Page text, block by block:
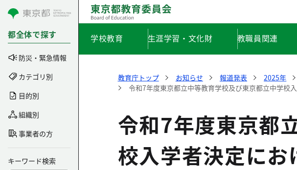
コンテンツにスキップ
都全体で探す
防災・緊急情報
カテゴリ別
目的別
組織別
事業者の方
キーワード検索
学校教育 生涯学習・文化財 教職員関連
教育庁トップ お知らせ 報道発表 2025年
令和7年度東京都立中等教育学校及び東京都立中学校
令和7年度東京都
校入学者決定に